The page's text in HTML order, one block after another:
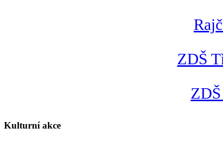
ZDŠ
Kulturní akce